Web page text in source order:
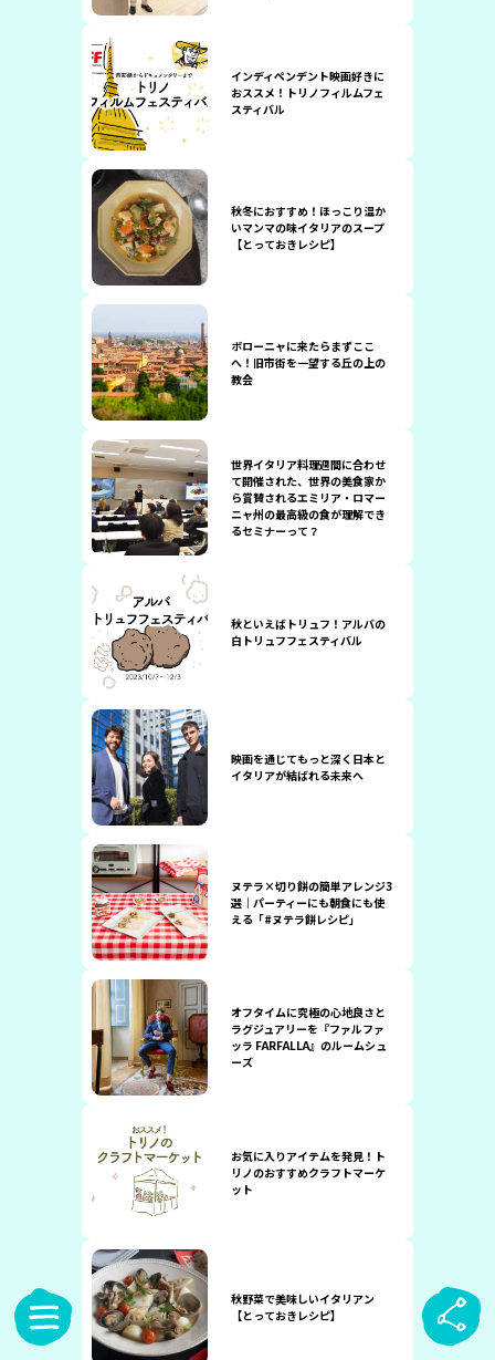
インディペンデント映画好きに
おススメ！トリノフィルムフェ
スティバル
秋冬におすすめ！ほっこり温か
いマンマの味イタリアのスープ
【とっておきレシピ】
ボローニャに来たらまずここ
へ！旧市街を一望する丘の上の
教会
世界イタリア料理週間に合わせ
て開催された、世界の美食家か
ら賞賛されるエミリア・ロマー
ニャ州の最高級の食が理解でき
るセミナーって？
秋といえばトリュフ！アルバの
白トリュフフェスティバル
映画を通じてもっと深く日本と
イタリアが結ばれる未来へ
ヌテラ×切り餅の簡単アレンジ3
選｜パーティーにも朝食にも使
える「#ヌテラ餅レシピ」
オフタイムに究極の心地良さと
ラグジュアリーを『ファルファ
ッラ FARFALLA』のルームシュ
ーズ
お気に入りアイテムを発見！ト
リノのおすすめクラフトマーケ
ット
秋野菜で美味しいイタリアン
【とっておきレシピ】